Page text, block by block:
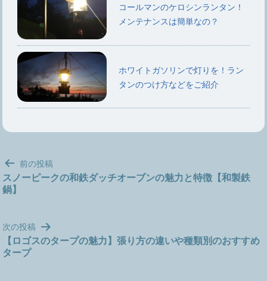
コールマンのケロシンランタン！
メンテナンスは簡単なの？
ホワイトガソリンで灯りを！ラン
タンのつけ方などをご紹介
投
稿
ナ
ゲ
ー
シ
ョ
前の投稿
スノーピークの和鉄ダッチオーブンの魅力と特徴【和製鉄
鍋】
次の投稿
【ロゴスのタープの魅力】張り方の違いや種類別のおすすめ
タープ